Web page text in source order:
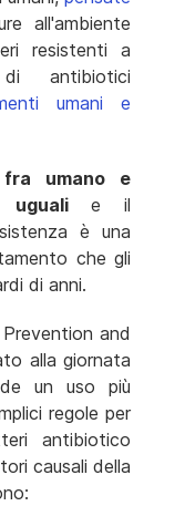
all'ambiente
resistenti a
antibiotici
umani e
umano e
e il
è una
che gli
di anni.
and
alla giornata
un uso più
regole per
antibiotico
causali della